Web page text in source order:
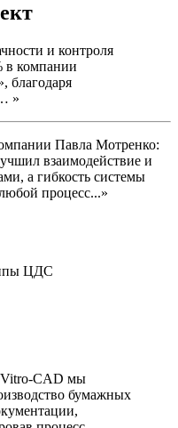
и контроля
в компании
благодаря
»
Павла Мотренко:
взаимодействие и
а гибкость системы
процесс...»
ЦДС
Vitro-CAD мы
бумажных